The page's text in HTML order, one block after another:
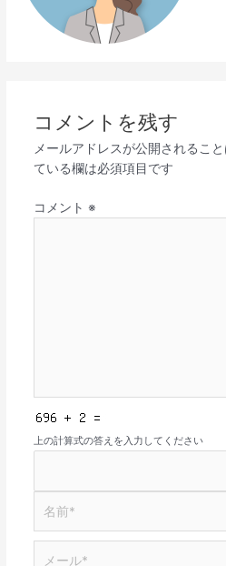
コメントを残す
メールアドレスが公開されること
ている欄は必須項目です
コメント ※
上の計算式の答えを入力してください
*